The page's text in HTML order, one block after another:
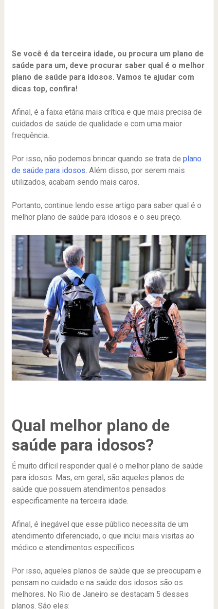
Se você é da terceira idade, ou procura um plano de
saúde para um, deve procurar saber qual é o melhor
plano de saúde para idosos. Vamos te ajudar com
dicas top, confira!
Afinal, é a faixa etária mais crítica e que mais precisa de
cuidados de saúde de qualidade e com uma maior
frequência.
Por isso, não podemos brincar quando se trata de plano
de saúde para idosos. Além disso, por serem mais
utilizados, acabam sendo mais caros.
Portanto, continue lendo esse artigo para saber qual é o
melhor plano de saúde para idosos e o seu preço.
Qual melhor plano de
saúde para idosos?
É muito difícil responder qual é o melhor plano de saúde
para idosos. Mas, em geral, são aqueles planos de
saúde que possuem atendimentos pensados
especificamente na terceira idade.
Afinal, é inegável que esse público necessita de um
atendimento diferenciado, o que inclui mais visitas ao
médico e atendimentos específicos.
Por isso, aqueles planos de saúde que se preocupam e
pensam no cuidado e na saúde dos idosos são os
melhores. No Rio de Janeiro se destacam 5 desses
planos. São eles: